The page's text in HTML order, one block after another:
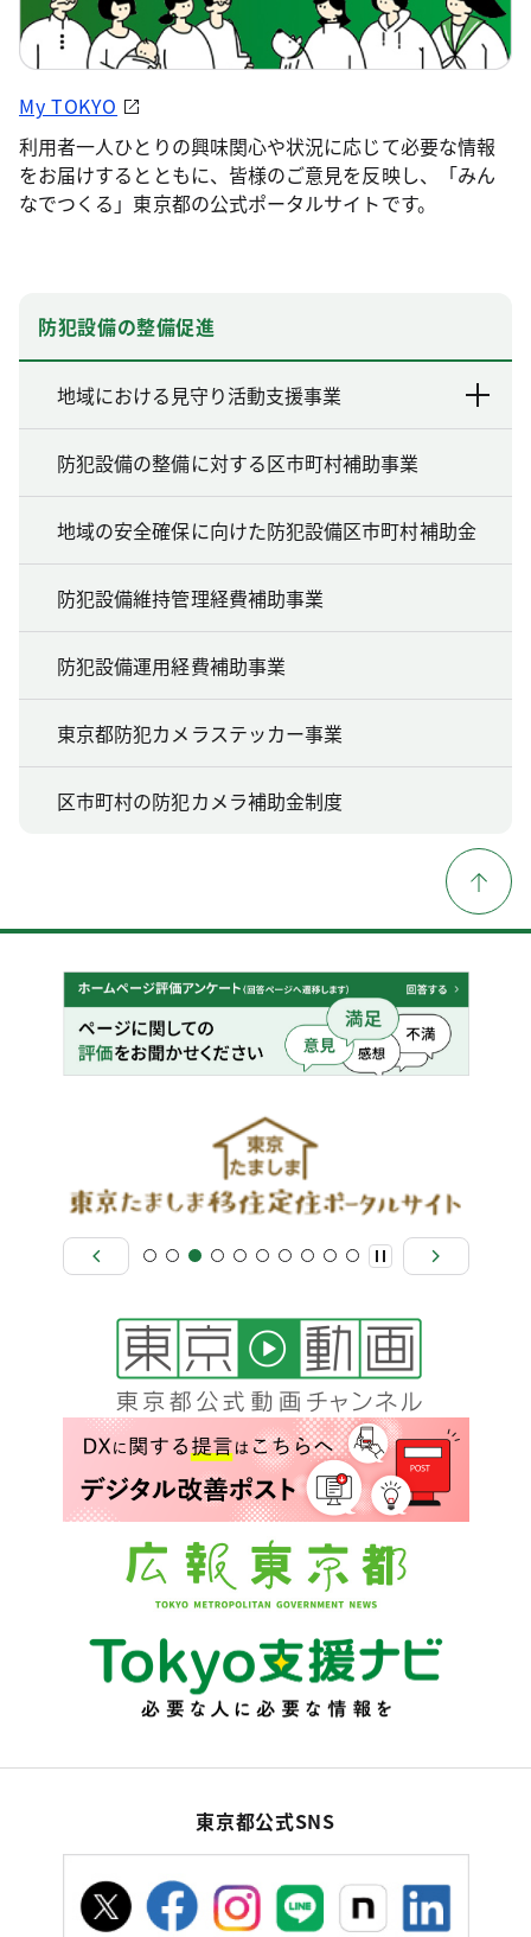
My TOKYO
利用者一人ひとりの興味関心や状況に応じて必要な情報
をお届けするとともに、皆様のご意見を反映し、「みん
なでつくる」東京都の公式ポータルサイトです。
防犯設備の整備促進
地域における見守り活動支援事業
防犯設備の整備に対する区市町村補助事業
地域の安全確保に向けた防犯設備区市町村補助金
防犯設備維持管理経費補助事業
防犯設備運用経費補助事業
東京都防犯カメラステッカー事業
区市町村の防犯カメラ補助金制度
東京都公式SNS